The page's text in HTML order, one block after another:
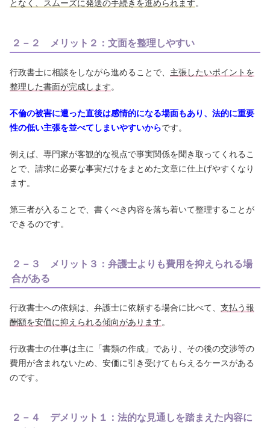
となく、スムーズに発送の手続きを進められます。
２－２ メリット２：文面を整理しやすい
行政書士に相談をしながら進めることで、 主張したいポイントを
整理した書面が完成します。
不倫の被害に遭った直後は感情的になる場面もあり、法的に重要
性の低い主張を並べてしまいやすいからです。
例えば、専門家が客観的な視点で事実関係を聞き取ってくれるこ
とで、請求に必要な事実だけをまとめた文章に仕上げやすくなり
ます。
第三者が入ることで、書くべき内容を落ち着いて整理することが
できるのです。
２－３ メリット３：弁護士よりも費用を抑えられる場
合がある
行政書士への依頼は、弁護士に依頼する場合に比べて、支払う報
酬額を安価に抑えられる傾向があります。
行政書士の仕事は主に「書類の作成」であり、その後の交渉等の
費用が含まれないため、安価に引き受けてもらえるケースがある
のです。
２－４ デメリット１：法的な見通しを踏まえた内容に